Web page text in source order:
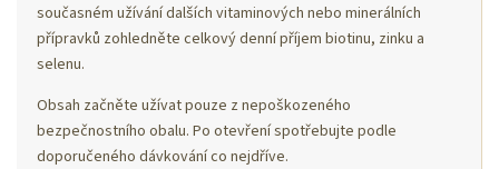
současném užívání dalších vitaminových nebo minerálních
přípravků zohledněte celkový denní příjem biotinu, zinku a
selenu.
Obsah začněte užívat pouze z nepoškozeného
bezpečnostního obalu. Po otevření spotřebujte podle
doporučeného dávkování co nejdříve.